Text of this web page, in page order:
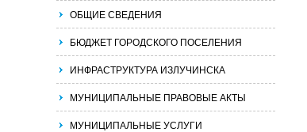
ОБЩИЕ СВЕДЕНИЯ
БЮДЖЕТ ГОРОДСКОГО ПОСЕЛЕНИЯ
ИНФРАСТРУКТУРА ИЗЛУЧИНСКА
МУНИЦИПАЛЬНЫЕ ПРАВОВЫЕ АКТЫ
МУНИЦИПАЛЬНЫЕ УСЛУГИ